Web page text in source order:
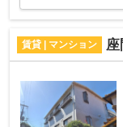
賃貸 | マンション